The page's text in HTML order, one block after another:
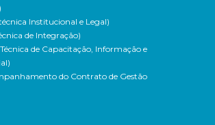
Institucional e Legal)
de Integração)
de Capacitação, Informação e
do Contrato de Gestão